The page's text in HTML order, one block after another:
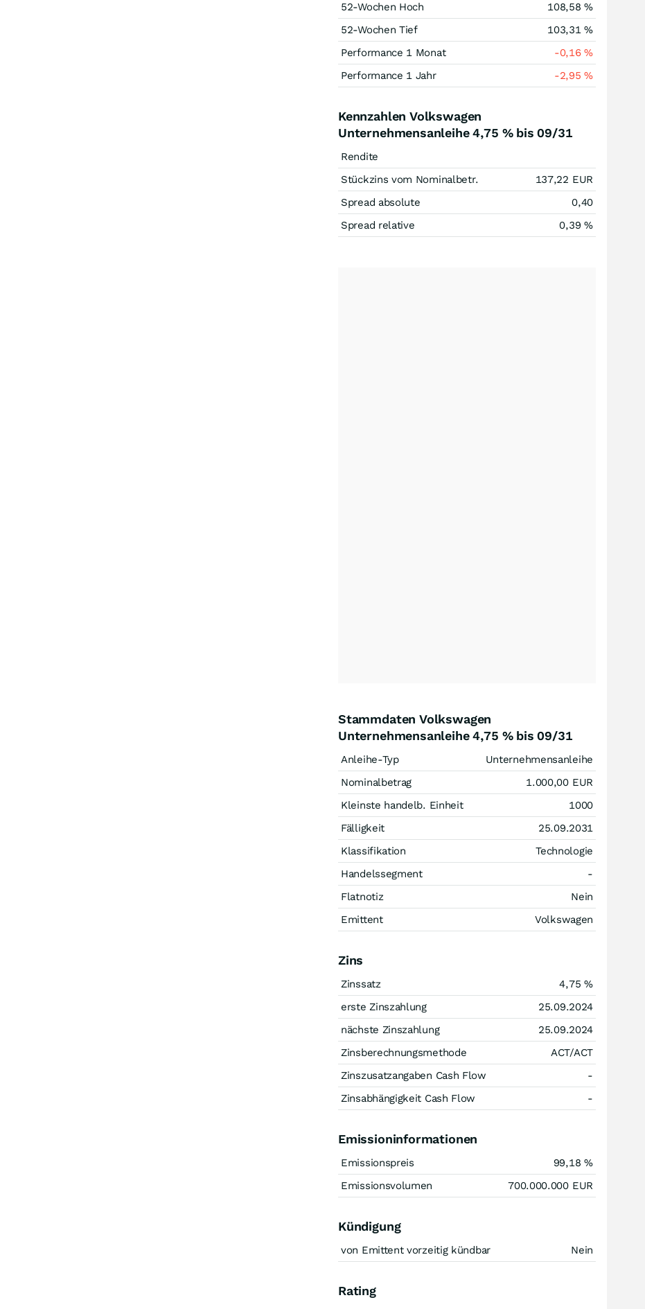
52-Wochen Hoch
108,58%
52-Wochen Tief
103,31%
Performance 1 Monat
-0,16%
Performance 1 Jahr
-2,95%
Kennzahlen Volkswagen
Unternehmensanleihe 4,75 % bis 09/31
Rendite
Stückzins vom Nominalbetr.
137,22 EUR
Spread absolute
0,40
Spread relative
0,39 %
Stammdaten Volkswagen
Unternehmensanleihe 4,75 % bis 09/31
Anleihe-Typ
Unternehmensanleihe
Nominalbetrag
1.000,00 EUR
Kleinste handelb. Einheit
1000
Fälligkeit
25.09.2031
Klassifikation
Technologie
Handelssegment
-
Flatnotiz
Nein
Emittent
Volkswagen
Zins
Zinssatz 4,75 %
erste Zinszahlung
25.09.2024
nächste Zinszahlung
25.09.2024
Zinsberechnungsmethode
ACT/ACT
Zinszusatzangaben Cash Flow
-
Zinsabhängigkeit Cash Flow
-
Emissioninformationen
Emissionspreis 99,18 %
Emissionsvolumen
700.000.000 EUR
Kündigung
von Emittent vorzeitig kündbar Nein
Rating